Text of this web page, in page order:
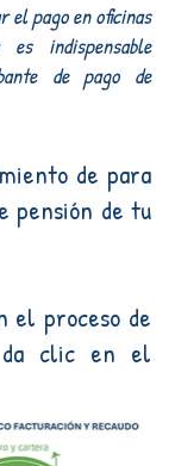
el pago en oficinas
es indispensable
de pago de
de para
pensión de tu
el proceso de
clic en el